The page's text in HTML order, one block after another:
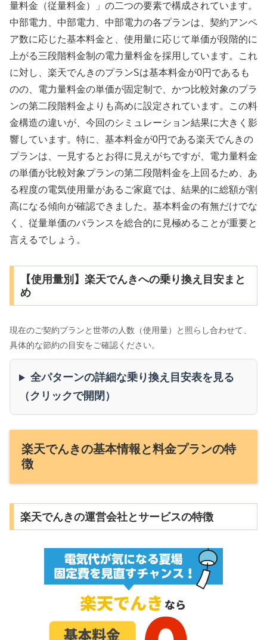
量料金（従量料金）」の二つの要素で構成されています。
中部電力 中部電力 中部電力の各プランは、契約アンペ
ア数に応じた基本料金と、使用量に応じて単価が段階的に
上がる三段階料金制の電力量料金を採用しています。これ
に対し、 楽天でんきのプランSは基本料金が0円であるも
のの、電力量料金の単価が固定制で、かつ比較対象のプラ
ンの第二段階料金よりも高めに設定されています。この料
金構造の違いが、今回のシミュレーション結果に大きく影
響しています。特に、基本料金が0円である楽天でんきの
プランは、一見するとお得に見えがちですが、電力量料金
の単価が比較対象プランの第二段階料金を上回るため、あ
る程度の電気使用量があるご家庭では、結果的に総額が割
高になる傾向が確認できました。基本料金の有無だけでな
く、従量単価のバランスを総合的に見極めることが重要と
言えるでしょう。
【使用量別】楽天でんきへの乗り換え目安まと
め
現在のご契約プランと世帯の人数（使用量）と照らし合わせて、
具体的な節約の目安をご確認ください。
全パターンの詳細な乗り換え目安表を見る
（クリックで開閉）
楽天でんきの基本情報と料金プランの特
徴
楽天でんきの運営会社とサービスの特徴